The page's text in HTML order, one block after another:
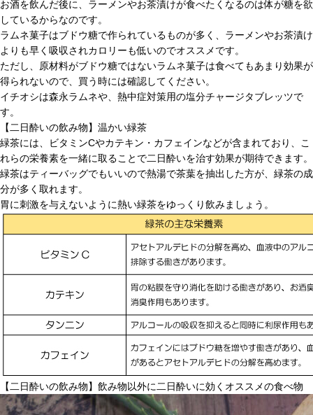
お酒を飲んだ後に、ラーメンやお茶漬けが食べたくなるのは体が糖を欲
しているからなのです。
ラムネ菓子はブドウ糖で作られているものが多く、ラーメンやお茶漬け
よりも早く吸収されカロリーも低いのでオススメです。
ただし、原材料がブドウ糖ではないラムネ菓子は食べてもあまり効果が
得られないので、買う時には確認してください。
イチオシは森永ラムネや、熱中症対策用の塩分チャージタブレッツで
す。
【二日酔いの飲み物】温かい緑茶
緑茶には、ビタミンCやカテキン・カフェインなどが含まれており、こ
れらの栄養素を一緒に取ることで二日酔いを治す効果が期待できます。
緑茶はティーバッグでもいいので熱湯で茶葉を抽出した方が、緑茶の成
分が多く取れます。
胃に刺激を与えないように熱い緑茶をゆっくり飲みましょう。
【二日酔いの飲み物】飲み物以外に二日酔いに効くオススメの食べ物